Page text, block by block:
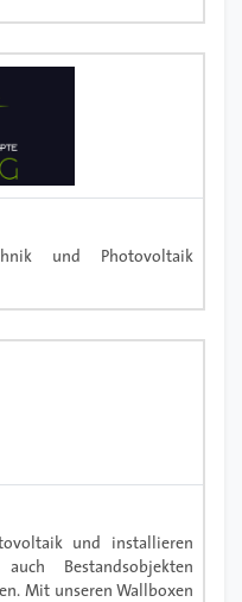
und Photovoltaik
und installieren
Bestandsobjekten
Mit unseren Wallboxen